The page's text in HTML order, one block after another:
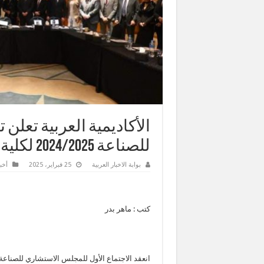
الأكاديمية العربية
للصناعة 2024/2025 لكلية الحاسبات والمعلومات
بوابة الاخبار العربية 25 فبراير، 2025
كتب : ماهر بدر
انعقد الاجتماع الأول للمجلس الاستشاري